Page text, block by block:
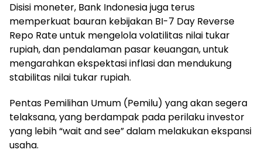
Disisi moneter, Bank Indonesia juga terus
memperkuat bauran kebijakan BI-7 Day Reverse
Repo Rate untuk mengelola volatilitas nilai tukar
rupiah, dan pendalaman pasar keuangan, untuk
mengarahkan ekspektasi inflasi dan mendukung
stabilitas nilai tukar rupiah.
Pentas Pemilihan Umum (Pemilu) yang akan segera
telaksana, yang berdampak pada perilaku investor
yang lebih “wait and see” dalam melakukan ekspansi
usaha.